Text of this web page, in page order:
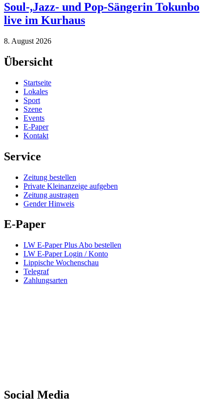
Soul-,Jazz- und Pop-Sängerin Tokunbo
live im Kurhaus
8. August 2026
Übersicht
Startseite
Lokales
Sport
Szene
Events
E-Paper
Kontakt
Service
Zeitung bestellen
Private Kleinanzeige aufgeben
Zeitung austragen
Gender Hinweis
E-Paper
LW E-Paper Plus Abo bestellen
LW E-Paper Login / Konto
Lippische Wochenschau
Telegraf
Zahlungsarten
Social Media